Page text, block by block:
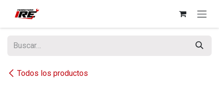
Todos los productos